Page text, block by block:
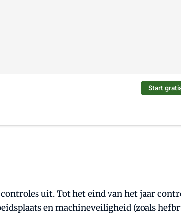
Start
uit. Tot het eind van het jaar
en machineveiligheid (zoals